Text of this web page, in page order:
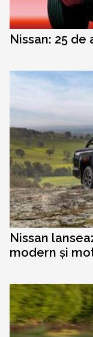
Nissan: 25
Nissan
modern și